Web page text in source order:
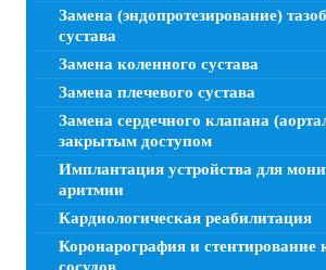
Замена (эндопротезирование)
сустава
Замена коленного сустава
Замена плечевого сустава
Замена сердечного клапана
закрытым доступом
Имплантация устройства для
аритмии
Кардиологическая реабилитация
Коронарография и стентирование
сосудов